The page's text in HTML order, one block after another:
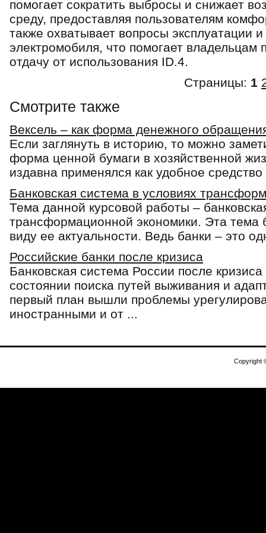
помогает сократить выбросы и снижает
среду, предоставляя пользователям
также охватывает вопросы эксплуатации
электромобиля, что помогает владельцам
отдачу от использования ID.4.
Страницы: 1
Смотрите также
Вексель – как форма денежного
Если заглянуть в историю, то можно
форма ценной бумаги в хозяйственной
издавна применялся как удобное
Банковская система в условиях
Тема данной курсовой работы –
трансформационной экономики. Эта тема
виду ее актуальности. Ведь банки – это
Российские банки после кризиса
Банковская система России после кризиса
состоянии поиска путей выживания и
первый план вышли проблемы
иностранными и от ...
Copyright